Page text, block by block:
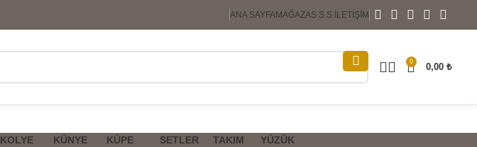
ANA SAYFAMAĞAZAS.S.S. İLETIŞIM
0
0,00 ₺
KOLYE
KÜNYE
KÜPE
SETLER
TAKIM
YÜZÜK